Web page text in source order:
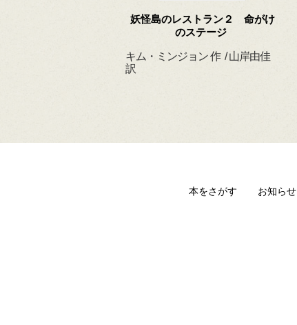
妖怪島のレストラン２ 命がけ
のステージ
キム・ミンジョン 作 / 山岸由佳
訳
本をさがす お知らせ